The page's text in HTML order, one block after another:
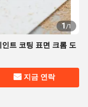
1/1
트 코팅 표면 크롬 도
지금 연락